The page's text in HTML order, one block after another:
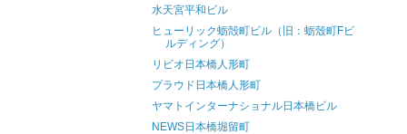
水天宮平和ビル
ヒューリック蛎殻町ビル（旧：蛎殼町Fビ
ルディング）
リビオ日本橋人形町
プラウド日本橋人形町
ヤマトインターナショナル日本橋ビル
NEWS日本橋堀留町